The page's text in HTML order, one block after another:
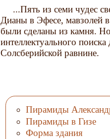
...Пять из семи чудес
Дианы в Эфесе, мавзолей
были сделаны из камня.
интеллектуального
Солсберийской равнине.
Пирамиды
Пирамиды в Гизе
Форма здания